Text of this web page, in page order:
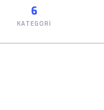
6
KATEGORI